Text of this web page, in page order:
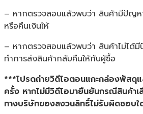
– หากตรวจสอบแล้วพบว่า สินค้ามีปัญห
หรือคืนเงินให้
– หากตรวจสอบแล้วพบว่า สินค้าไม่ได้
ทำการส่งสินค้ากลับคืนให้กับผู้ซื้อ
***โปรดถ่ายวิดีโอตอนแกะกล่องพัสดุแ
ครั้ง หากไม่มีวิดีโอมายืนยันกรณีสินค้า
ทางบริษัทของสงวนสิทธิ์ไม่รับผิดชอบ